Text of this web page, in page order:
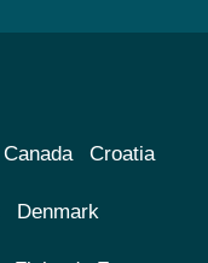
Canada Croatia
Denmark